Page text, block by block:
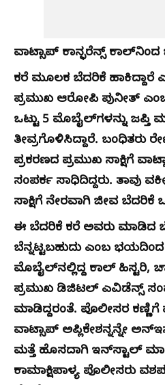
ವಾಟ್ಸಾಪ್ ಕಾನ್ಫರೆನ್ಸ್ ಕಾಲ್​​ನಿಂದ
ಕರೆ ಮೂಲಕ ಬೆದರಿಕೆ ಹಾಕಿದ್ದಾರೆ
ಪ್ರಮುಖ ಆರೋಪಿ ಪುನೀತ್‌
ಒಟ್ಟು 5 ಮೊಬೈಲ್‌ಗಳನ್ನು ಜಪ್ತಿ
ತೀವ್ರಗೊಳಿಸಿದ್ದಾರೆ. ಬಂಧಿತರು
ಪ್ರಕರಣದ ಪ್ರಮುಖ ಸಾಕ್ಷಿಗೆ
ಸಂಪರ್ಕ ಸಾಧಿದಿದ್ದರು. ತಾವು
ಸಾಕ್ಷಿಗೆ ನೇರವಾಗಿ ಜೀವ ಬೆದರಿಕೆ
ಈ ಬೆದರಿಕೆ ಕರೆ ಅವರು ಮಾಡಿದ
ಬೆನ್ನಟ್ಟಬಹುದು ಎಂಬ
ಮೊಬೈಲ್‌ನಲ್ಲಿದ್ದ ಕಾಲ್ ಹಿಸ್ಟರಿ,
ಪ್ರಮುಖ ಡಿಜಿಟಲ್ ಎವಿಡೆನ್ಸ್​​​
ಮಾಡಿದ್ದರಂತೆ. ಪೊಲೀಸರ
ವಾಟ್ಸಾಪ್ ಅಪ್ಲಿಕೇಶನ್ನನ್ನೇ
ಮತ್ತೆ ಹೊಸದಾಗಿ ಇನ್‌ಸ್ಟಾಲ್
ಕಾಮಾಕ್ಷಿಪಾಳ್ಯ ಪೊಲೀಸರು